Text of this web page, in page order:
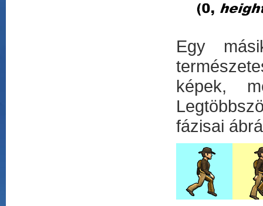
Egy
képek,
fázisai